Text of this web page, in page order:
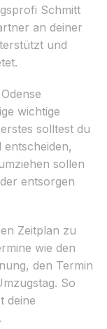
Schmitt
an deiner
und
wichtige
solltest du
sollen
entsorgen
Zeitplan zu
wie den
den Termin
So
deine